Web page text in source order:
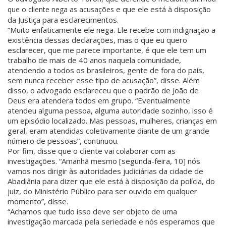
que o cliente nega as acusações e que ele está à disposição
da Justiça para esclarecimentos.
“Muito enfaticamente ele nega. Ele recebe com indignação a
existência dessas declarações, mas o que eu quero
esclarecer, que me parece importante, é que ele tem um
trabalho de mais de 40 anos naquela comunidade,
atendendo a todos os brasileiros, gente de fora do país,
sem nunca receber esse tipo de acusação”, disse. Além
disso, o advogado esclareceu que o padrão de João de
Deus era atendera todos em grupo. “Eventualmente
atendeu alguma pessoa, alguma autoridade sozinho, isso é
um episódio localizado. Mas pessoas, mulheres, crianças em
geral, eram atendidas coletivamente diante de um grande
número de pessoas”, continuou.
Por fim, disse que o cliente vai colaborar com as
investigações. “Amanhã mesmo [segunda-feira, 10] nós
vamos nos dirigir às autoridades judiciárias da cidade de
Abadiânia para dizer que ele está à disposição da polícia, do
juiz, do Ministério Público para ser ouvido em qualquer
momento”, disse.
“Achamos que tudo isso deve ser objeto de uma
investigação marcada pela seriedade e nós esperamos que